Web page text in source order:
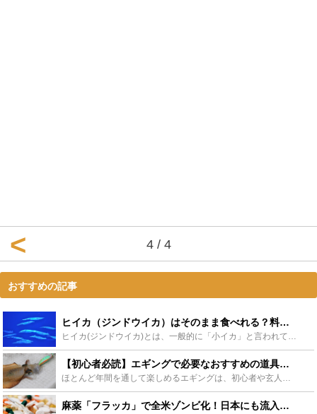
4 / 4
おすすめの記事
ヒイカ（ジンドウイカ）はそのまま食べれる？料理や釣り方を紹介します - Leisurego(レジャーゴー)
ヒイカ(ジンドウイカ)とは、一般的に「小イカ」と言われています。この名前は、よく耳にし、また食べたりもしているけど、ヒイカが、どんな生態で、どこに生息しているのか？知っているようで知らない事が多いの...
【初心者必読】エギングで必要なおすすめの道具を元釣具店従業員がご紹介します！ - Leisurego(レジャーゴー)
ほとんど年間を通して楽しめるエギングは、初心者や玄人に限らず広く人気を集めている釣りです。この記事ではこれからエギングを始めたい！という方向けにロッドやリール、エギなどの道具の選び方、そのほか便利な...
麻薬「フラッカ」で全米ゾンビ化！日本にも流入？危険ドラッグの恐怖 - Leisurego(レジャーゴー)